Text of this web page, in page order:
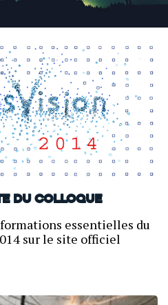
du colloque
essentielles du
sur le site officiel